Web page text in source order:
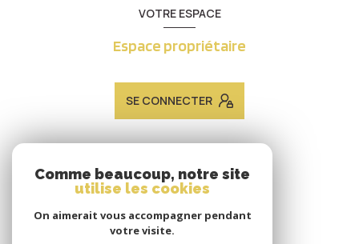
VOTRE ESPACE
Espace propriétaire
SE CONNECTER
ADHÉRENTS
Nous adhérons
Comme beaucoup, notre site
utilise les cookies
On aimerait vous accompagner pendant
votre visite.